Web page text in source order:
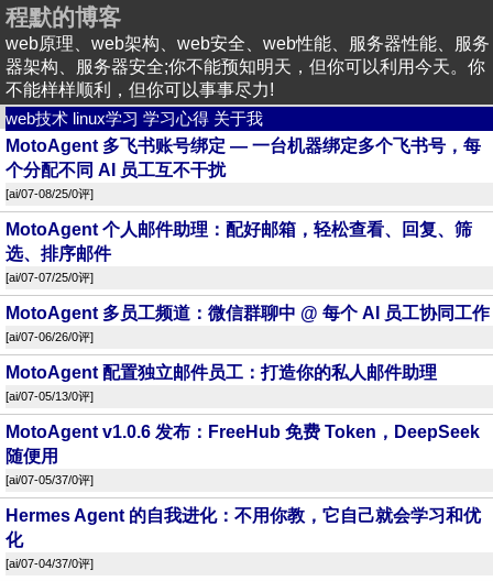
程默的博客
web原理、web架构、web安全、web性能、服务器性能、服务
器架构、服务器安全;你不能预知明天，但你可以利用今天。你
不能样样顺利，但你可以事事尽力!
web技术 linux学习 学习心得 关于我
MotoAgent 多飞书账号绑定 — 一台机器绑定多个飞书号，每
个分配不同 AI 员工互不干扰
[ai/07-08/25/0评]
MotoAgent 个人邮件助理：配好邮箱，轻松查看、回复、筛
选、排序邮件
[ai/07-07/25/0评]
MotoAgent 多员工频道：微信群聊中 @ 每个 AI 员工协同工作
[ai/07-06/26/0评]
MotoAgent 配置独立邮件员工：打造你的私人邮件助理
[ai/07-05/13/0评]
MotoAgent v1.0.6 发布：FreeHub 免费 Token，DeepSeek
随便用
[ai/07-05/37/0评]
Hermes Agent 的自我进化：不用你教，它自己就会学习和优
化
[ai/07-04/37/0评]